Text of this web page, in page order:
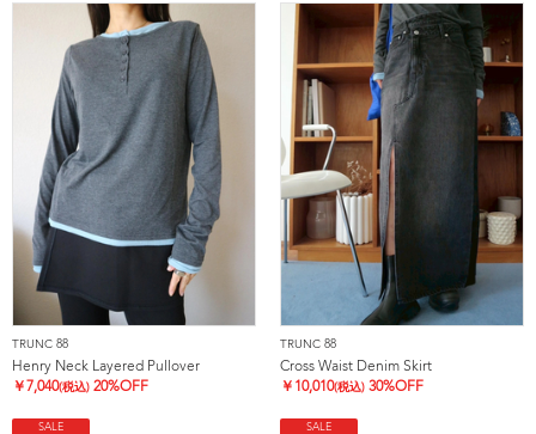
TRUNC 88
Henry Neck Layered Pullover
￥ 7,040(税込) 20%OFF
TRUNC 88
Cross Waist Denim Skirt
￥ 10,010(税込) 30%OFF
SALE SALE